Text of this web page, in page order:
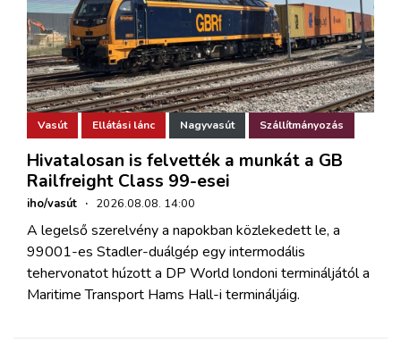
Vasút Ellátási lánc Nagyvasút Szállítmányozás
Hivatalosan is felvették a munkát a GB
Railfreight Class 99-esei
iho/vasút · 2026.08.08. 14:00
A legelső szerelvény a napokban közlekedett le, a
99001-es Stadler-duálgép egy intermodális
tehervonatot húzott a DP World londoni termináljától a
Maritime Transport Hams Hall-i termináljáig.